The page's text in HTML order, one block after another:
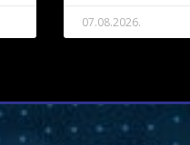
07.08.2026.